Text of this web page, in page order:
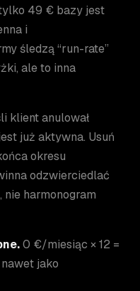
49 € bazy jest
i
śledzą “run-rate”
ale to inna
klient anulował
już aktywna. Usuń
okresu
odzwierciedlać
harmonogram
0 €/miesiąc × 12 =
jako